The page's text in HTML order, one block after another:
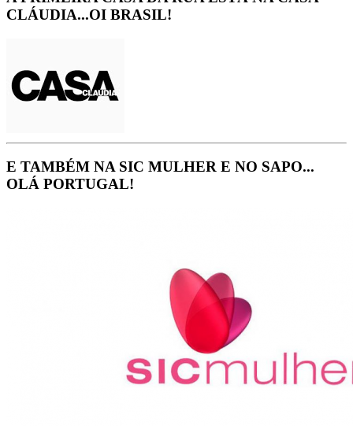
CLÁUDIA...OI BRASIL!
E TAMBÉM NA SIC MULHER E NO SAPO...
OLÁ PORTUGAL!